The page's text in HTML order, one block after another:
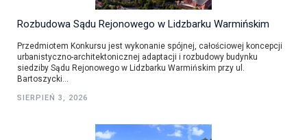
Rozbudowa Sądu Rejonowego w Lidzbarku Warmińskim
Przedmiotem Konkursu jest wykonanie spójnej, całościowej koncepcji
urbanistyczno-architektonicznej adaptacji i rozbudowy budynku
siedziby Sądu Rejonowego w Lidzbarku Warmińskim przy ul.
Bartoszycki...
SIERPIEŃ 3, 2026